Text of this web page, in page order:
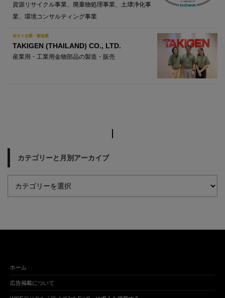
資源リサイクル事業、廃棄物処理事業、土壌浄化事
業、環境コンサルティング事業
在タイ企業・製造業
TAKIGEN (THAILAND) CO., LTD.
産業用・工業用金物部品の製造・販売
カテゴリーと月別アーカイブ
ホーム
広告掲載について